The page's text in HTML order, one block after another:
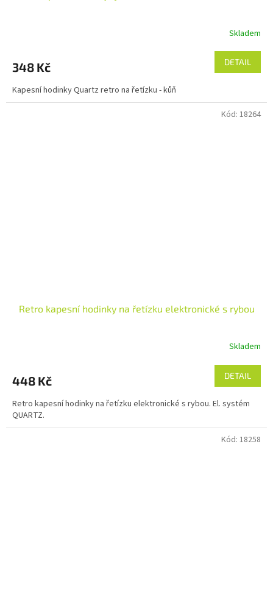
Skladem
348 Kč DETAIL
Kapesní hodinky Quartz retro na řetízku - kůň
Retro kapesní hodinky na řetízku elektronické s rybou
Skladem
448 Kč DETAIL
Retro kapesní hodinky na řetízku elektronické s rybou. El. systém
QUARTZ.
Kód: 18264
Kód: 18258